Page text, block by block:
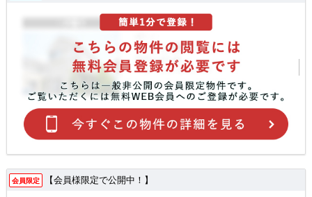
会員限定 【会員様限定で公開中！】